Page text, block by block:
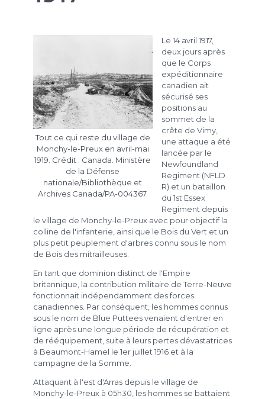
Tout ce qui reste du village de
Monchy-le-Preux en avril-mai
1919. Crédit : Canada. Ministère
de la Défense
nationale/Bibliothèque et
Archives Canada/PA-004367.
Le 14 avril 1917,
deux jours après
que le Corps
expéditionnaire
canadien ait
sécurisé ses
positions au
sommet de la
crête de Vimy,
une attaque a été
lancée par le
Newfoundland
Regiment (NFLD
R) et un bataillon
du 1st Essex
Regiment depuis
le village de Monchy-le-Preux avec pour objectif la
colline de l'infanterie, ainsi que le Bois du Vert et un
plus petit peuplement d'arbres connu sous le nom
de Bois des mitrailleuses.
En tant que dominion distinct de l'Empire
britannique, la contribution militaire de Terre-Neuve
fonctionnait indépendamment des forces
canadiennes. Par conséquent, les hommes connus
sous le nom de Blue Puttees venaient d'entrer en
ligne après une longue période de récupération et
de rééquipement, suite à leurs pertes dévastatrices
à Beaumont-Hamel le 1er juillet 1916 et à la
campagne de la Somme.
Attaquant à l'est d'Arras depuis le village de
Monchy-le-Preux à 05h30, les hommes se battaient